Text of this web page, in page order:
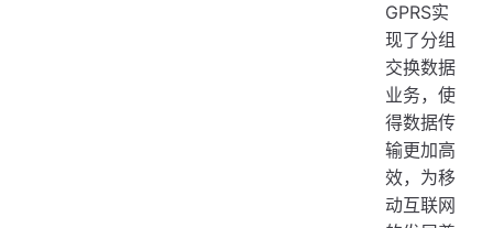
GPRS实
现了分组
交换数据
业务，使
得数据传
输更加高
效，为移
动互联网